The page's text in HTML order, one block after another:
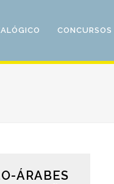
CONCURSOS
ÁRABES